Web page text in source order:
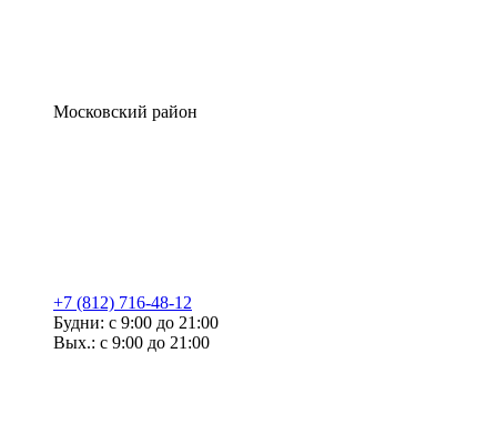
Московский район
+7 (812) 716-48-12
Будни: с 9:00 до 21:00
Вых.: с 9:00 до 21:00